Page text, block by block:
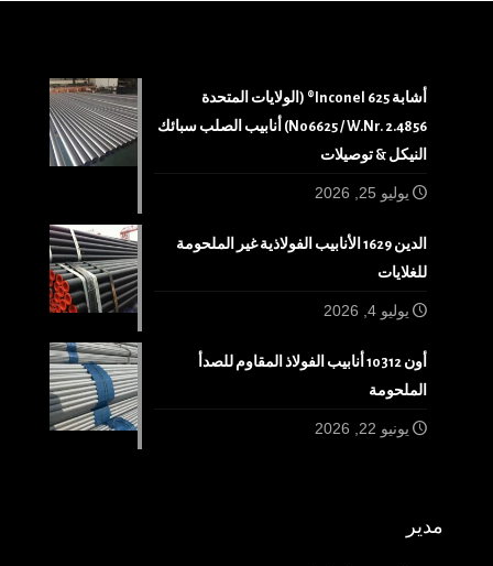
أشابة 625 Inconel® (الولايات المتحدة
N06625 / W.Nr. 2.4856) أنابيب الصلب سبائك
النيكل & توصيلات
يوليو 25, 2026
الدين 1629 الأنابيب الفولاذية غير الملحومة
للغلايات
يوليو 4, 2026
أون 10312 أنابيب الفولاذ المقاوم للصدأ
الملحومة
يونيو 22, 2026
مدير